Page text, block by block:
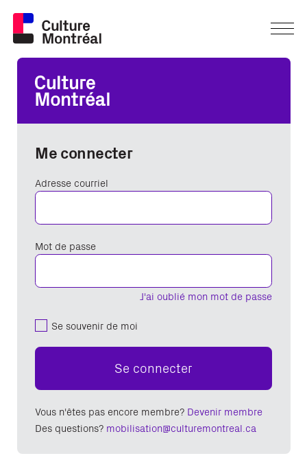
Me connecter
Adresse courriel
J'ai oublié mon mot de passe
Mot de passe
Se souvenir de moi
Se connecter
Vous n'êtes pas encore membre? Devenir membre
Des questions? mobilisation@culturemontreal.ca